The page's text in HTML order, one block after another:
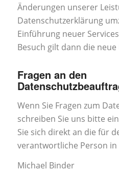
Änderungen unserer
Datenschutzerklärung
Einführung neuer
Besuch gilt dann die
Fragen an den
Wenn Sie Fragen zum
schreiben Sie uns bitte
Sie sich direkt an die für
verantwortliche Person
Michael Binder